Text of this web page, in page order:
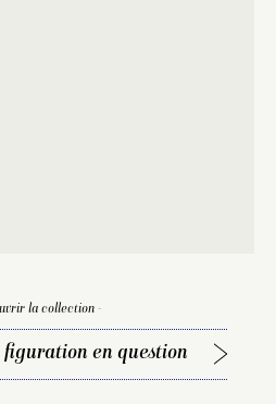
la collection -
figuration en question
où ajouter la